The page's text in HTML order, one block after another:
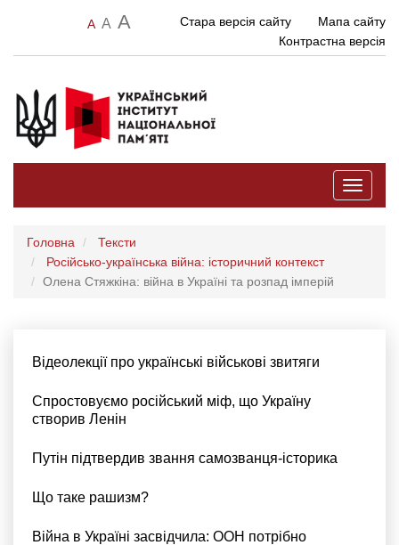
A A A Стара версія сайту
Мапа сайту
Контрастна версія
Toggle
Головна
Тексти
Російсько-українська війна: історичний контекст
Олена Стяжкіна: війна в Україні та розпад імперій
Відеолекції про українські військові звитяги
Спростовуємо російський міф, що Україну
створив Ленін
Путін підтвердив звання самозванця-історика
Що таке рашизм?
Війна в Україні засвідчила: ООН потрібно